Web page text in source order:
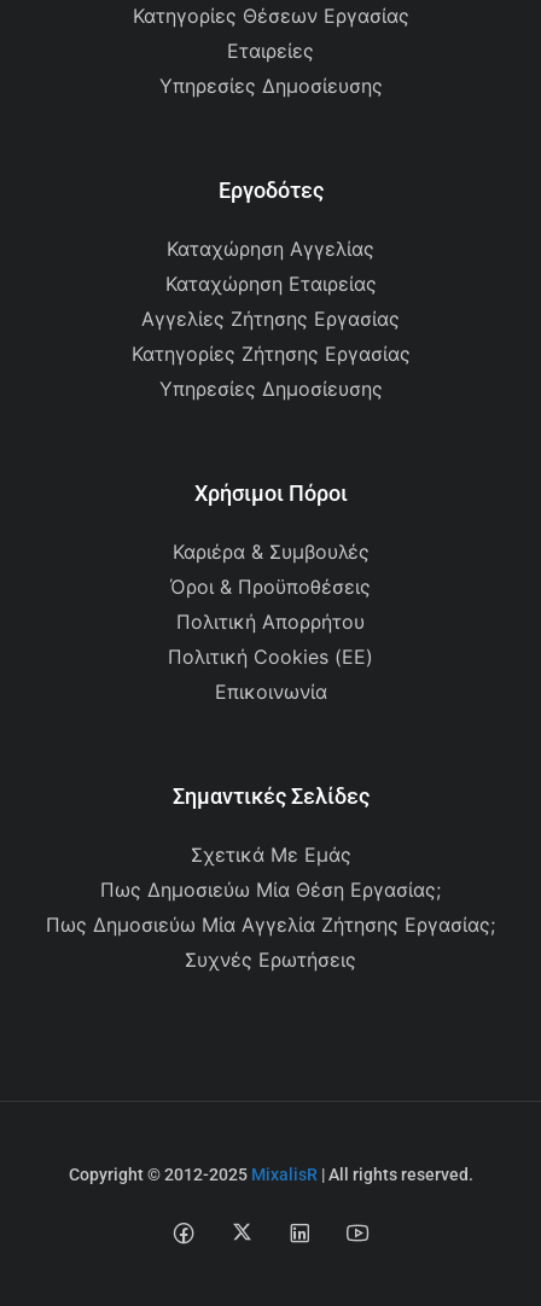
Κατηγορίες Θέσεων Εργασίας
Εταιρείες
Υπηρεσίες Δημοσίευσης
Εργοδότες
Καταχώρηση Αγγελίας
Καταχώρηση Εταιρείας
Αγγελίες Ζήτησης Εργασίας
Κατηγορίες Ζήτησης Εργασίας
Υπηρεσίες Δημοσίευσης
Χρήσιμοι Πόροι
Καριέρα & Συμβουλές
Όροι & Προϋποθέσεις
Πολιτική Απορρήτου
Πολιτική Cookies (ΕΕ)
Επικοινωνία
Σημαντικές Σελίδες
Σχετικά Με Εμάς
Πως Δημοσιεύω Μία Θέση Εργασίας;
Πως Δημοσιεύω Μία Αγγελία Ζήτησης Εργασίας;
Συχνές Ερωτήσεις
Copyright © 2012-2025 MixalisR | All rights reserved.